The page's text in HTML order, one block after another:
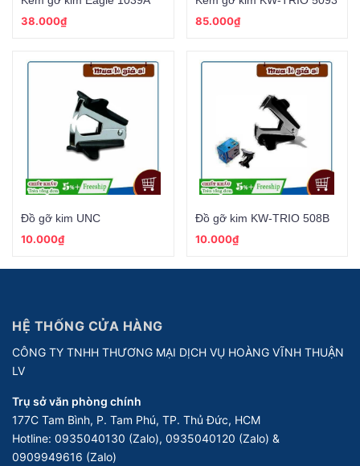
38.000₫
85.000₫
Đồ gỡ kim UNC
10.000₫
Đồ gỡ kim KW-TRIO 508B
10.000₫
HỆ THỐNG CỬA HÀNG
CÔNG TY TNHH THƯƠNG MẠI DỊCH VỤ HOÀNG VĨNH THUẬN
LV
Trụ sở văn phòng chính
177C Tam Bình, P. Tam Phú, TP. Thủ Đức, HCM
Hotline: 0935040130 (Zalo), 0935040120 (Zalo) &
0909949616 (Zalo)